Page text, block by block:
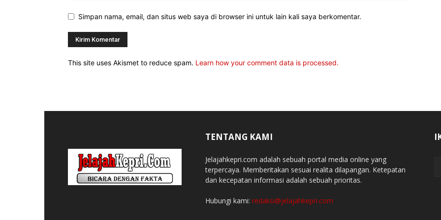
Simpan nama, email, dan situs web saya di browser ini untuk lain kali saya berkomentar.
This site uses Akismet to reduce spam. Learn how your comment data is processed.
TENTANG KAMI
Jelajahkepri.com adalah sebuah portal media online yang
terpercaya. Memberitakan sesuai realita dilapangan. Ketepatan
dan kecepatan informasi adalah sebuah prioritas.
Hubungi kami: redaksi@jelajahkepri.com